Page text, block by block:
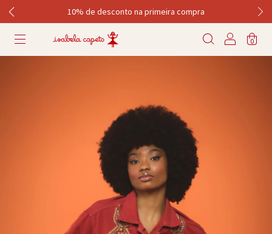
10% de desconto na primeira compra
0